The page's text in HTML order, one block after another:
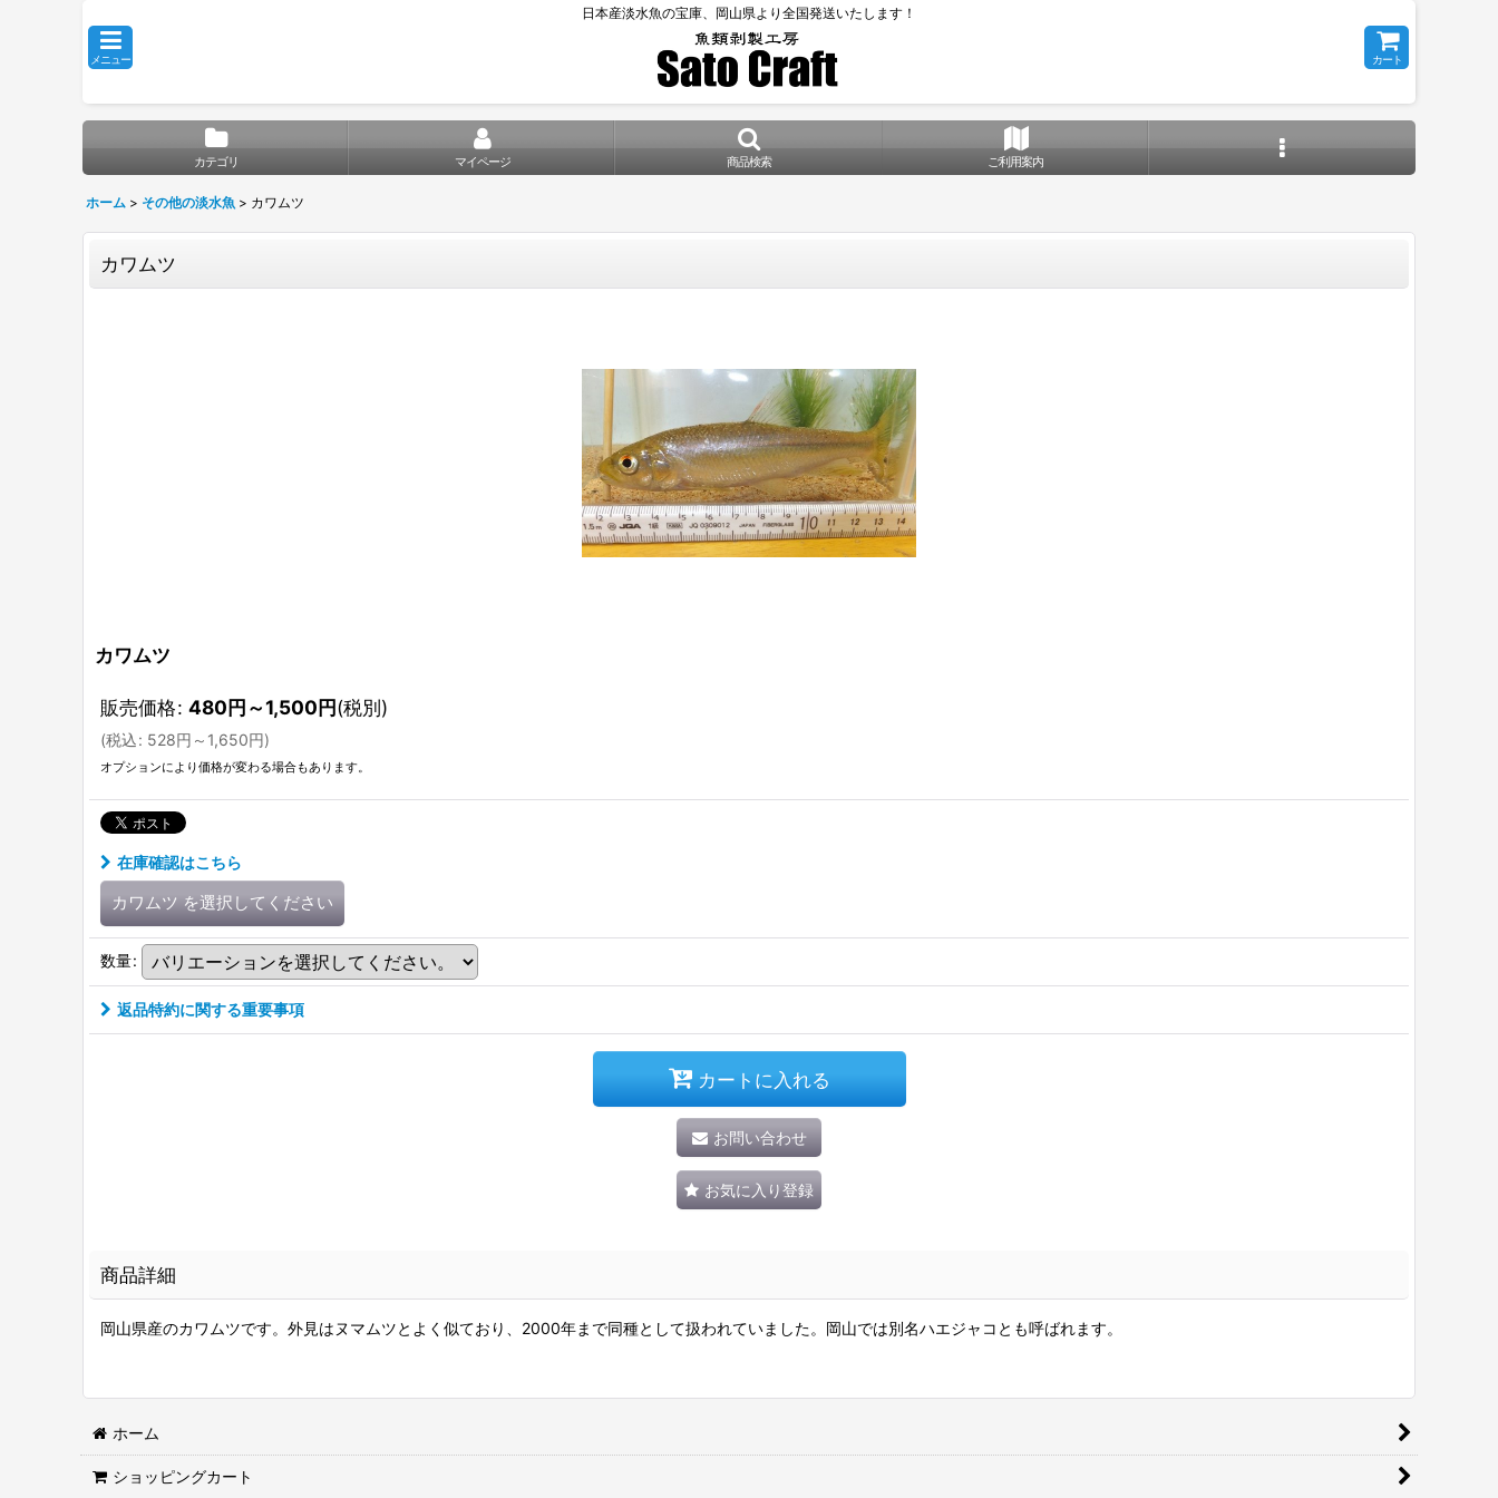
日本産淡水魚の宝庫、岡山県より全国発送いたします！
メニュー カート
カテゴリ マイページ 商品検索 ご利用案内
ホーム > その他の淡水魚 > カワムツ
カワムツ
カワムツ
販売価格: 480円～1,500円(税別)
(税込: 528円 ～1,650円)
オプションにより価格が変わる場合もあります。
在庫確認はこちら
カワムツ を選択してください
数量:
返品特約に関する重要事項
カートに入れる
お問い合わせ
お気に入り登録
商品詳細
岡山県産のカワムツです。外見はヌマムツとよく似ており、2000年まで同種として扱われていました。岡山では別名ハエジャコとも呼ばれます。
ホーム
ショッピングカート